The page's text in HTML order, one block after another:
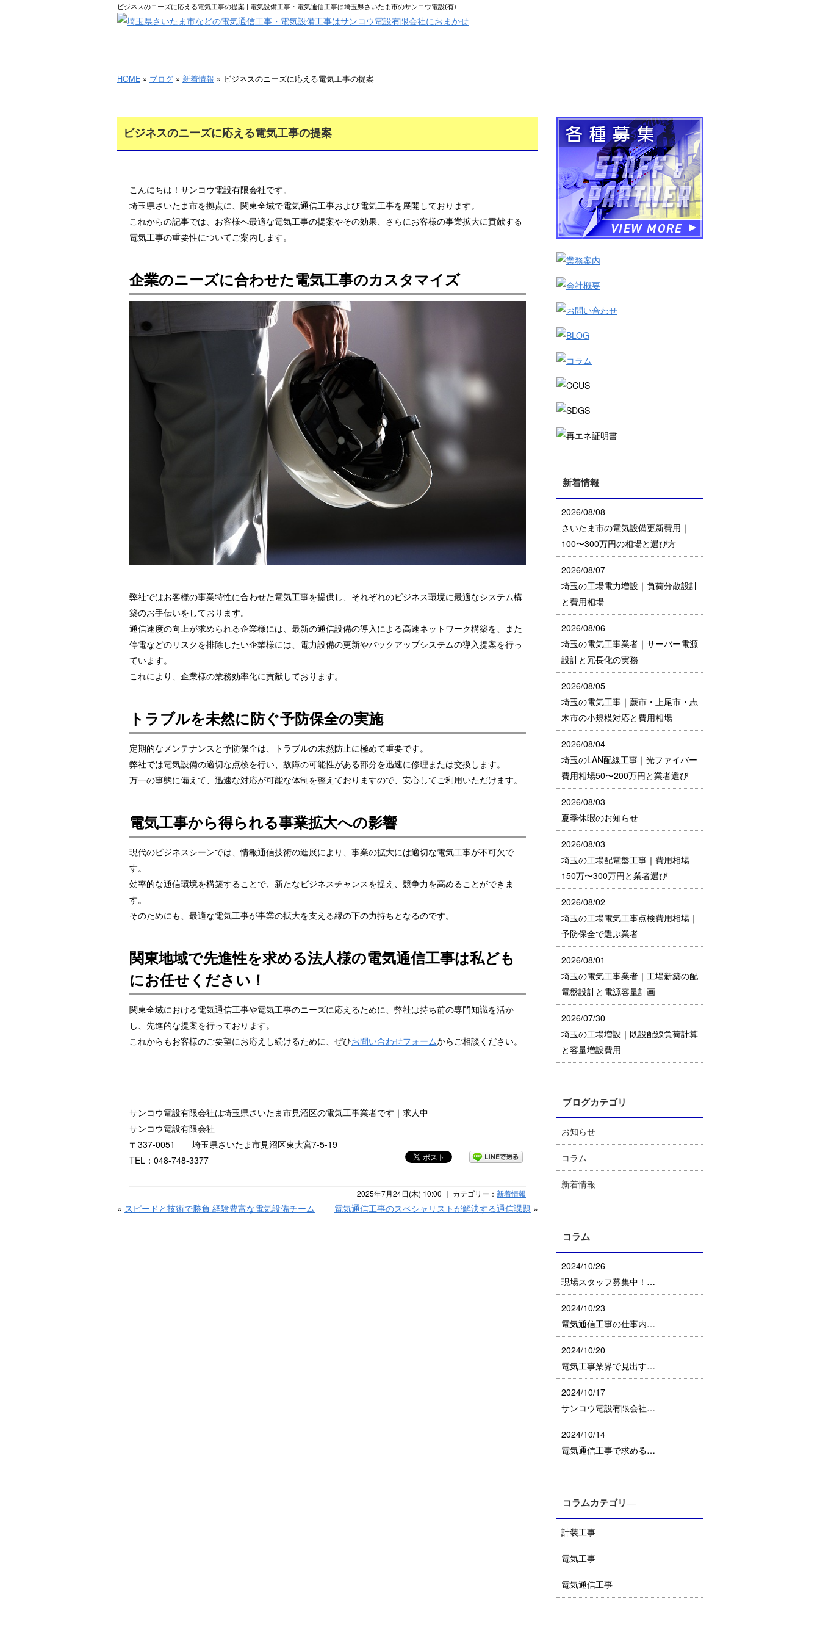
ビジネスのニーズに応える電気工事の提案 | 電気設備工事・電気通信工事は埼玉県さいたま市のサンコウ電設(有)
HOME » ブログ » 新着情報 » ビジネスのニーズに応える電気工事の提案
ビジネスのニーズに応える電気工事の提案
こんにちは！サンコウ電設有限会社です。
埼玉県さいたま市を拠点に、関東全域で電気通信工事および電気工事を展開しております。
これからの記事では、お客様へ最適な電気工事の提案やその効果、さらにお客様の事業拡大に貢献する
電気工事の重要性についてご案内します。
企業のニーズに合わせた電気工事のカスタマイズ
弊社ではお客様の事業特性に合わせた電気工事を提供し、それぞれのビジネス環境に最適なシステム構
築のお手伝いをしております。
通信速度の向上が求められる企業様には、最新の通信設備の導入による高速ネットワーク構築を、また
停電などのリスクを排除したい企業様には、電力設備の更新やバックアップシステムの導入提案を行っ
ています。
これにより、企業様の業務効率化に貢献しております。
トラブルを未然に防ぐ予防保全の実施
定期的なメンテナンスと予防保全は、トラブルの未然防止に極めて重要です。
弊社では電気設備の適切な点検を行い、故障の可能性がある部分を迅速に修理または交換します。
万一の事態に備えて、迅速な対応が可能な体制を整えておりますので、安心してご利用いただけます。
電気工事から得られる事業拡大への影響
現代のビジネスシーンでは、情報通信技術の進展により、事業の拡大には適切な電気工事が不可欠で
す。
効率的な通信環境を構築することで、新たなビジネスチャンスを捉え、競争力を高めることができま
す。
そのためにも、最適な電気工事が事業の拡大を支える縁の下の力持ちとなるのです。
関東地域で先進性を求める法人様の電気通信工事は私ども
にお任せください！
関東全域における電気通信工事や電気工事のニーズに応えるために、弊社は持ち前の専門知識を活か
し、先進的な提案を行っております。
これからもお客様のご要望にお応えし続けるために、ぜひお問い合わせフォームからご相談ください。
サンコウ電設有限会社は埼玉県さいたま市見沼区の電気工事業者です｜求人中
サンコウ電設有限会社
〒337-0051 埼玉県さいたま市見沼区東大宮7-5-19
TEL：048-748-3377
2025年7月24日(木) 10:00 ｜ カテゴリー： 新着情報
« スピードと技術で勝負 経験豊富な電気設備チーム 電気通信工事のスペシャリストが解決する通信課題 »
新着情報
2026/08/08
さいたま市の電気設備更新費用｜
100〜300万円の相場と選び方
2026/08/07
埼玉の工場電力増設｜負荷分散設計
と費用相場
2026/08/06
埼玉の電気工事業者｜サーバー電源
設計と冗長化の実務
2026/08/05
埼玉の電気工事｜蕨市・上尾市・志
木市の小規模対応と費用相場
2026/08/04
埼玉のLAN配線工事｜光ファイバー
費用相場50〜200万円と業者選び
2026/08/03
夏季休暇のお知らせ
2026/08/03
埼玉の工場配電盤工事｜費用相場
150万〜300万円と業者選び
2026/08/02
埼玉の工場電気工事点検費用相場｜
予防保全で選ぶ業者
2026/08/01
埼玉の電気工事業者｜工場新築の配
電盤設計と電源容量計画
2026/07/30
埼玉の工場増設｜既設配線負荷計算
と容量増設費用
ブログカテゴリ
お知らせ
コラム
新着情報
コラム
2024/10/26
現場スタッフ募集中！…
2024/10/23
電気通信工事の仕事内…
2024/10/20
電気工事業界で見出す…
2024/10/17
サンコウ電設有限会社…
2024/10/14
電気通信工事で求める…
コラムカテゴリ―
計装工事
電気工事
電気通信工事